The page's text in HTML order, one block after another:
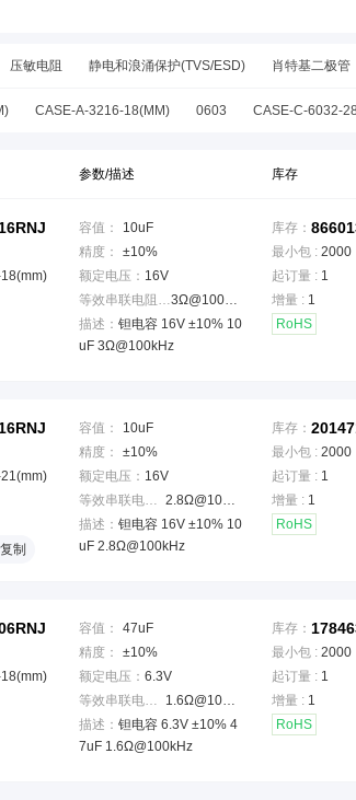
压敏电阻 静电和浪涌保护(TVS/ESD) 肖特基二极管
CASE-A-3216-18(MM) 0603 CASE-C-6032-
C6032-28 CASE-C-6032 CASE-D-7343
公制) 1411(3528 公制) 2312 3216-
参数/描述 库存
容值 ：
10uF
精度：
±10%
额定电压 ： 16V
等效串联电阻(ESR)
：
3Ω@100kHz
描述： 钽电容 16V ±10% 10
uF 3Ω@100kHz
库存：
最小包 :2000
起订量 : 1
增量 : 1
RoHS
复制
容值 ：
10uF
精度：
±10%
额定电压 ： 16V
等效串联电阻(ESR)
：
2.8Ω@100kHz
描述： 钽电容 16V ±10% 10
uF 2.8Ω@100kHz
库存：
最小包 :2000
起订量 : 1
增量 : 1
RoHS
容值 ：
47uF
精度：
±10%
额定电压 ： 6.3V
等效串联电阻(ESR)
：
1.6Ω@100kHz
描述： 钽电容 6.3V ±10% 4
7uF 1.6Ω@100kHz
库存：
最小包 :2000
起订量 : 1
增量 : 1
RoHS